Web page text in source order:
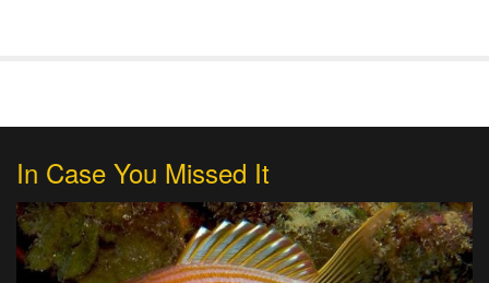
In Case You Missed It